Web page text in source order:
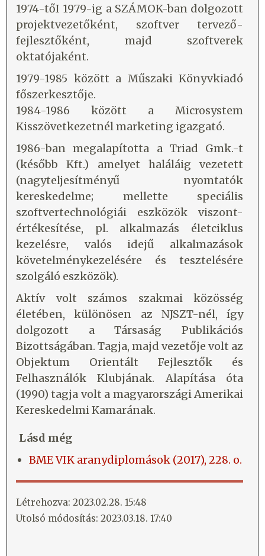
1974-tőI 1979-ig a SZÁMOK-ban dolgozott
projektvezetőként, szoftver tervező-
fejlesztőként, majd szoftverek
oktatójaként.
1979-1985 között a Műszaki Könyvkiadó
főszerkesztője.
1984-1986 között a Microsystem
Kisszövetkezetnél marketing igazgató.
1986-ban megalapította a Triad Gmk.-t
(később Kft.) amelyet haláláig vezetett
(nagyteljesítményű nyomtatók
kereskedelme; mellette speciális
szoftvertechnológiái eszközök viszont-
értékesítése, pl. alkalmazás életciklus
kezelésre, valós idejű alkalmazások
követelménykezelésére és tesztelésére
szolgáló eszközök).
Aktív volt számos szakmai közösség
életében, különösen az NJSZT-nél, így
dolgozott a Társaság Publikációs
Bizottságában. Tagja, majd vezetője volt az
Objektum Orientált Fejlesztők és
Felhasználók Klubjának. Alapítása óta
(1990) tagja volt a magyarországi Amerikai
Kereskedelmi Kamarának.
Lásd még
BME VIK aranydiplomások (2017), 228. o.
Létrehozva: 2023.02.28. 15:48
Utolsó módosítás: 2023.03.18. 17:40